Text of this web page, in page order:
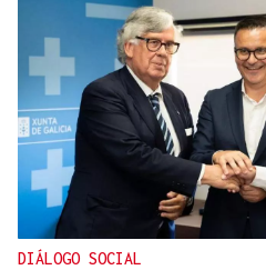
DIÁLOGO SOCIAL